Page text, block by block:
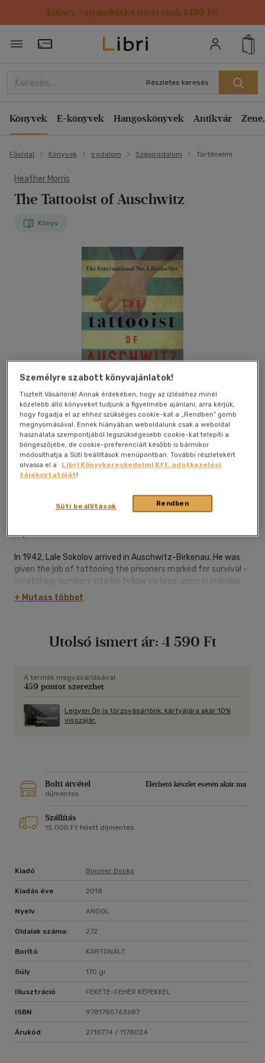
Kulacs / strandtáska most csak 1499 Ft!
Törzsvásárlói Kártya adatai
Részletes keresés
Könyvek E-könyvek Hangoskönyvek Antikvár
Főoldal Könyvek Irodalom Szépirodalom Történelmi
Heather Morris
The Tattooist of Auschwitz
Könyv
Kívánságlistához adom
angol nyelvű|kartonált|272 oldal
my heart.
In 1942, Lale Sokolov arrived in Auschwitz-Birkenau. He was
given the job of tattooing the prisoners marked for survival -
scratching numbers into his fellow victims' arms in indelible
ink to create what would become one of the most potent
symbols of the Holocaust.
young girl. For Lale - a dandy, a jack-the-lad, a bit of a chancer
So begins one of the most life-affirming, courageous,
story of the tattooist of Auschwitz.
+ Mutass többet
Utolsó ismert ár: 4 590 Ft
A termék megvásárlásával
459 pontot szerezhet
Legyen Ön is törzsvásárlónk, kártyájára akár 10%
visszajár.
Bolti átvétel
Elérhető készlet esetén akár ma
díjmentes
Szállítás
15 000 Ft felett díjmentes
Kiadó Bonnier Books
Kiadás éve 2018
Nyelv ANGOL
Oldalak száma: 272
Borító KARTONÁLT
Súly 170 gr
Illusztráció FEKETE-FEHÉR KÉPEKKEL
ISBN 9781785763687
Árukód 2718774 / 1178024
Személyre szabott könyvajánlatok!
Tisztelt Vásárlónk! Annak érdekében, hogy az ízléséhez minél
közelebb álló könyveket tudjunk a figyelmébe ajánlani, arra kérjük,
hogy fogadja el az ehhez szükséges cookie-kat a „Rendben” gomb
megnyomásával. Ennek hiányában weboldalunk csak a weboldal
használata szempontjából legszükségesebb cookie-kat telepíti a
böngészőjébe, de cookie-preferenciáit később is bármikor
módosíthatja a Süti beállítások menüpontban. További részletekért
olvassa el a
Libri Könyvkereskedelmi Kft. adatkezelési
tájékoztatóját!
Rendben
Süti beállítások